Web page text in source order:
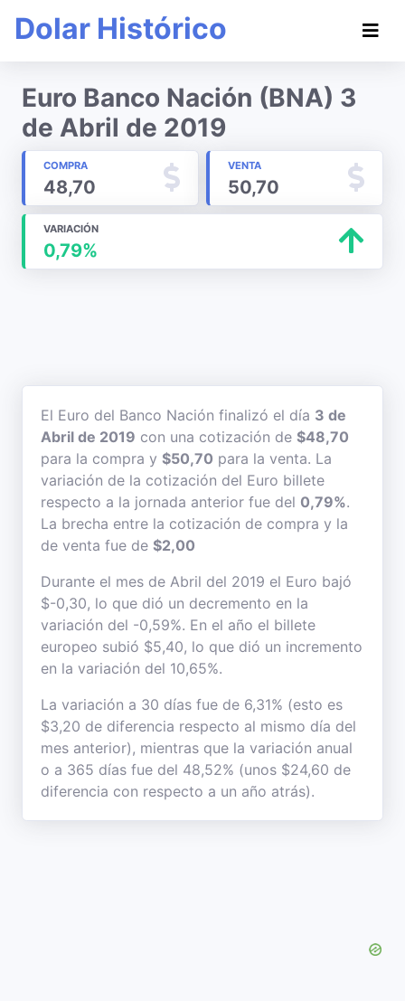
Dolar Histórico
Euro Banco Nación (BNA) 3
de Abril de 2019
COMPRA
48,70
VENTA
50,70
VARIACIÓN
0,79%
El Euro del Banco Nación finalizó el día 3 de
Abril de 2019 con una cotización de $48,70
para la compra y $50,70 para la venta. La
variación de la cotización del Euro billete
respecto a la jornada anterior fue del 0,79%.
La brecha entre la cotización de compra y la
de venta fue de $2,00
Durante el mes de Abril del 2019 el Euro bajó
$-0,30, lo que dió un decremento en la
variación del -0,59%. En el año el billete
europeo subió $5,40, lo que dió un incremento
en la variación del 10,65%.
La variación a 30 días fue de 6,31% (esto es
$3,20 de diferencia respecto al mismo día del
mes anterior), mientras que la variación anual
o a 365 días fue del 48,52% (unos $24,60 de
diferencia con respecto a un año atrás).